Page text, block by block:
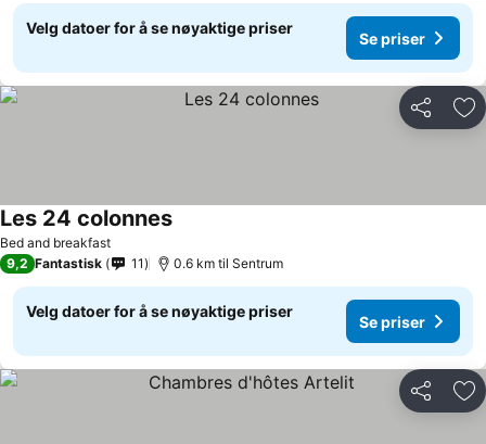
Velg datoer for å se nøyaktige priser
Se priser
Del
Bed and breakfast
Les 24 colonnes
9,2 Fantastisk 11 0.6 km til Sentrum
Velg datoer for å se nøyaktige priser
Se priser
Del